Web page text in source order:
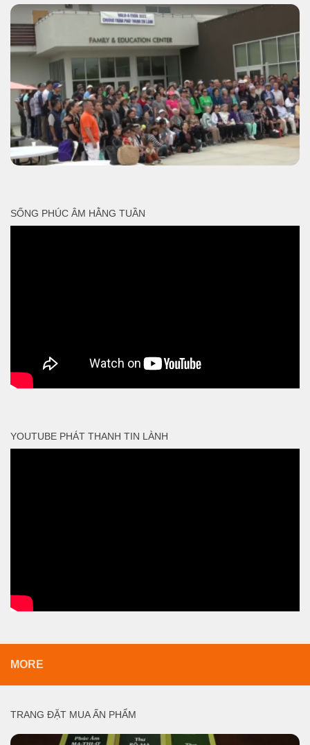
SỐNG PHÚC ÂM HẰNG TUẦN
YOUTUBE PHÁT THANH TIN LÀNH
MORE
TRANG ĐẶT MUA ẤN PHẨM